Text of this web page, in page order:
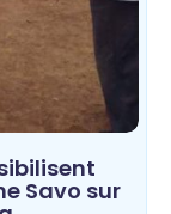
Savo sur